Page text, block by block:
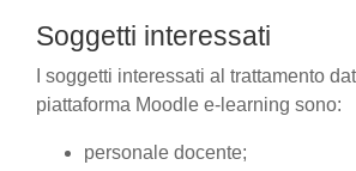
Soggetti interessati
I soggetti interessati al trattamento
piattaforma Moodle e-learning sono:
personale docente;